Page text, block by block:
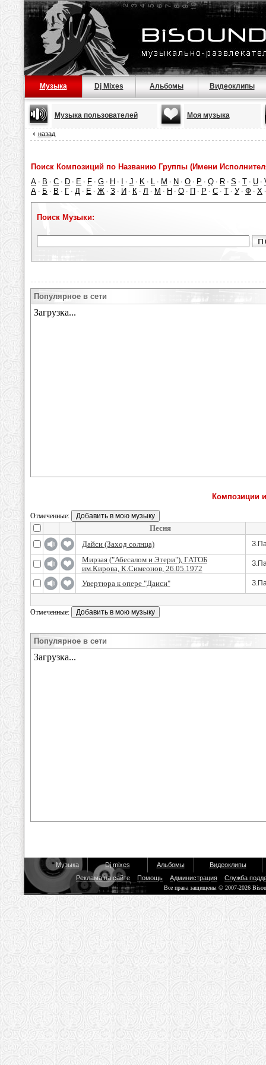
Музыка Dj Mixes Альбомы Видеоклипы
Музыка пользователей Моя музыка
назад
Поиск Композиций по Названию Группы (Имени
A · B · C · D · E · F · G · H · · J · K · L · M · N · O · P · Q · R · S · T · U ·
А · Б · В · Г · Д · Е · Ж · З · И · К · Л · М · Н · О · П · Р · С · Т · У · Ф · Х
Поиск Музыки:
Популярное в сети
Композиции
Отмеченные:
Песня
Дайси (Заход солнца)
Мирзая ("Абесалом и Этери"), ГАТОБ
им.Кирова, К.Симеонов, 26.05.1972
Увертюра к опере "Даиси"
Отмеченные:
Популярное в сети
Музыка Dj mixes Альбомы
Видеоклипы
Реклама на сайте
Помощь Администрация Служба
Все права защищены © 2007-2026